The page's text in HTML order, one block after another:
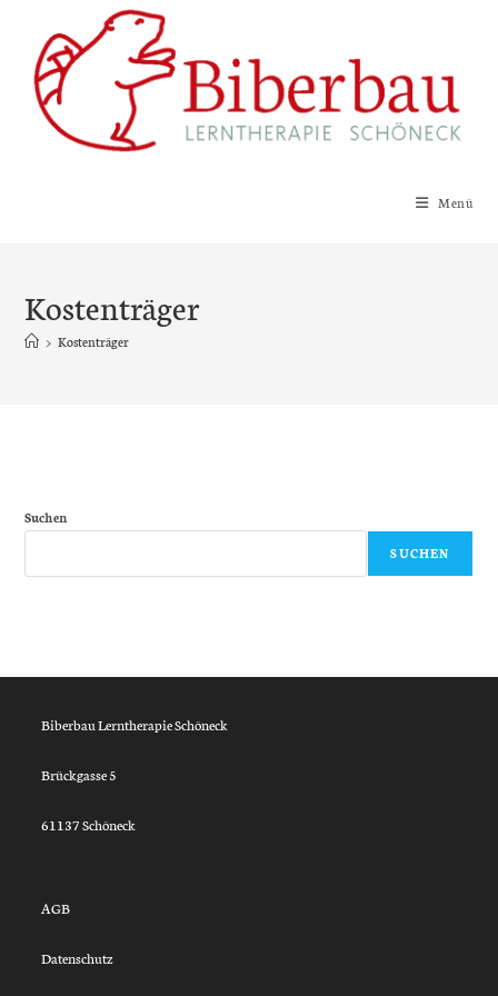
springen
Menü
Kostenträger
> Kostenträger
Suchen
SUCHEN
Biberbau Lerntherapie Schöneck
Brückgasse 5
61137 Schöneck
AGB
Datenschutz